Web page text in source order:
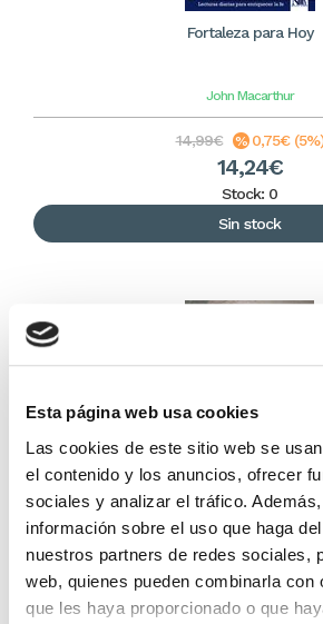
Esta página web usa cookies
Las cookies de este sitio web se
el contenido y los anuncios, ofrecer
sociales y analizar el tráfico.
información sobre el uso que haga
nuestros partners de redes sociales,
web, quienes pueden combinarla con
que les haya proporcionado o que
Fortaleza para Hoy
John Macarthur
14,99€ 0,75€ (5%)
14,24€
Stock: 0
Sin stock
El regreso a villa fe
José Luís Navajo